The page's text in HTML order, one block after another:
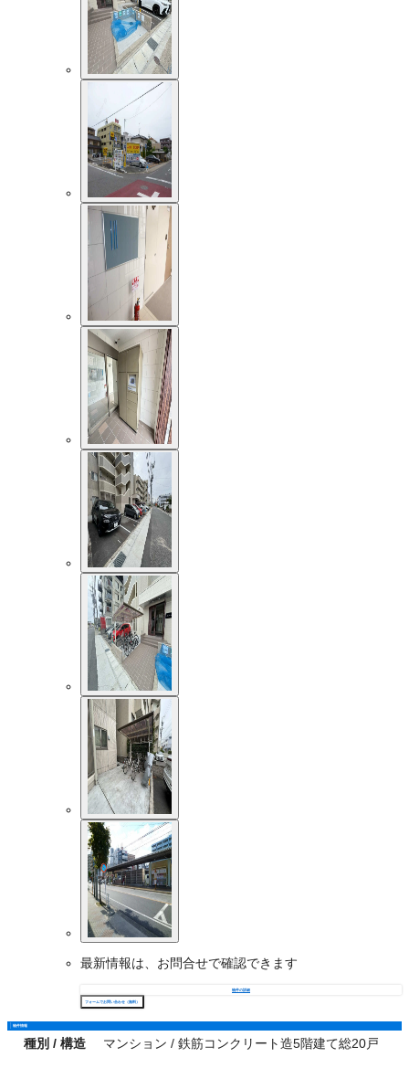
最新情報は、お問合せで確認できます
物件の詳細
フォームでお問い合わせ（無料）
物件情報
種別 / 構造 マンション / 鉄筋コンクリート造5階建て総20戸